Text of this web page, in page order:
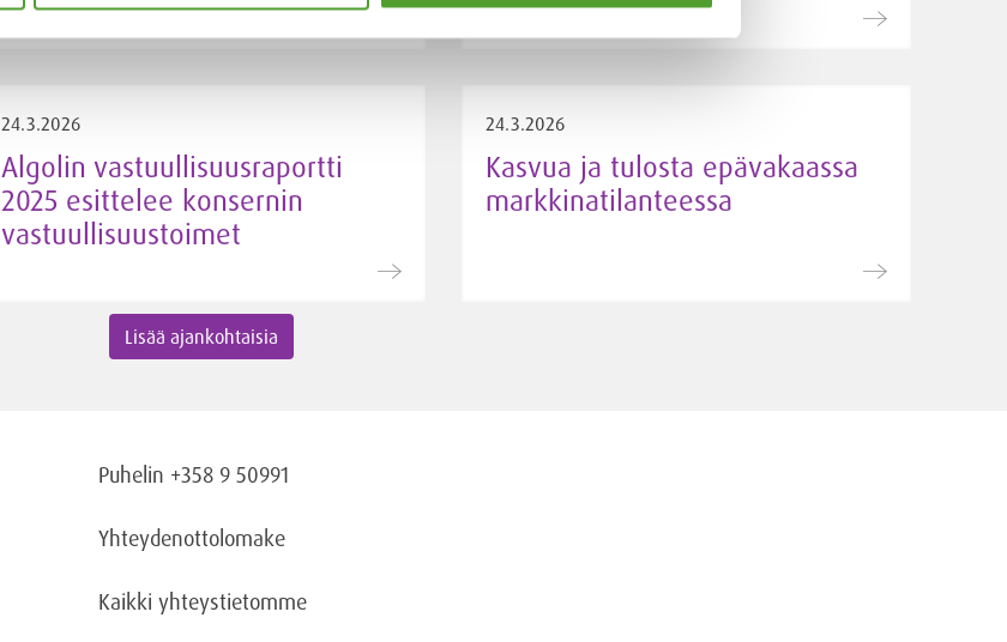
24.3.2026
Algolin vastuullisuusraportti
2025 esittelee konsernin
vastuullisuustoimet
24.3.2026
Kasvua ja tulosta epävakaassa
markkinatilanteessa
Lisää ajankohtaisia
Puhelin +358 9 50991
Yhteydenottolomake
Kaikki yhteystietomme